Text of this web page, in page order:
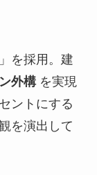
を採用。建
外構を実現
ントにする
を演出して